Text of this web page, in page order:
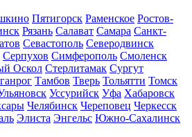
Пятигорск Раменское Ростов-
Рязань Салават Самара Санкт-
Севастополь Северодвинск
Серпухов Симферополь Смоленск
Оскол Стерлитамак Сургут
Тамбов Тверь Тольятти Томск
Уссурийск Уфа Хабаровск
Челябинск Череповец Черкесск
Элиста Энгельс Южно-Сахалинск